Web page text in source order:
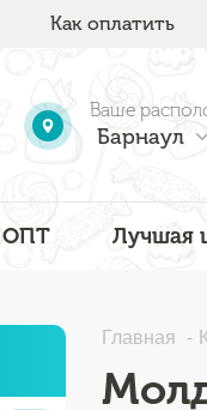
Как оплатить
Ваше
Барнаул
ОПТ Лучшая
Главная